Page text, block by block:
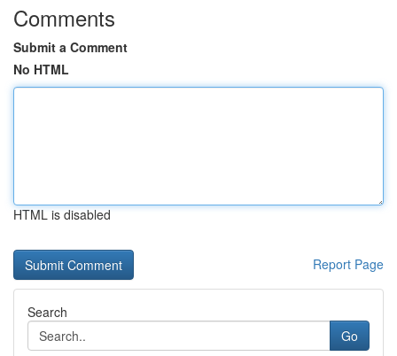
Comments
Submit a Comment
No HTML
HTML is disabled
Report Page
Search
Go